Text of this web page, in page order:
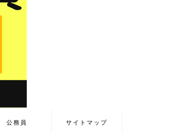
公務員 サイトマップ